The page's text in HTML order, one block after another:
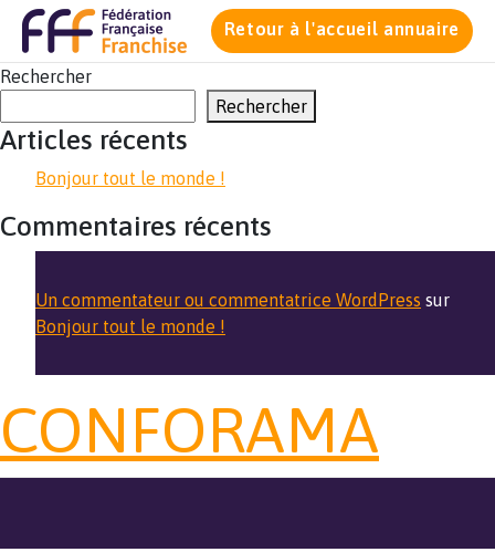
Retour à l'accueil annuaire
Rechercher
Rechercher
Articles récents
Bonjour tout le monde !
Commentaires récents
Un commentateur ou commentatrice WordPress sur
Bonjour tout le monde !
CONFORAMA